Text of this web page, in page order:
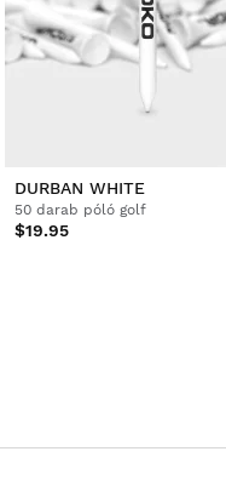
DURBAN WHITE
50 darab póló golf
$19.95